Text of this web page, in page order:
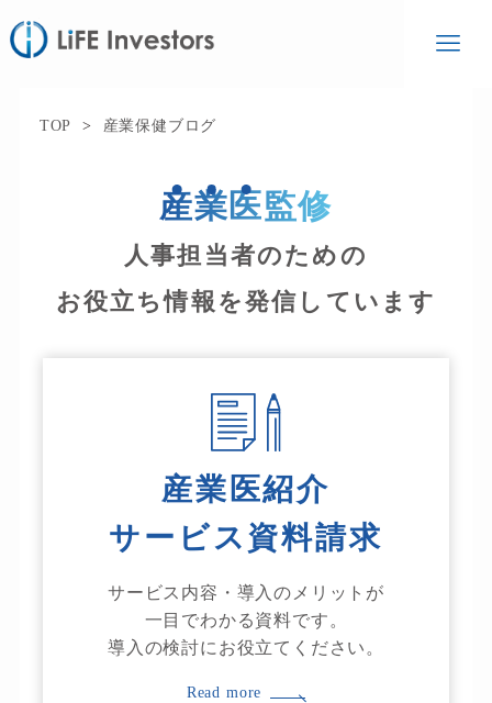
TOP > 産業保健ブログ
産業医監修
人事担当者のための
お役立ち情報を発信しています
産業医紹介
サービス資料請求
サービス内容・導入のメリットが
一目でわかる資料です。
導入の検討にお役立てください。
Read more